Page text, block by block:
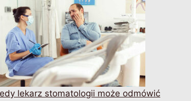
lekarz stomatologii może odmówić